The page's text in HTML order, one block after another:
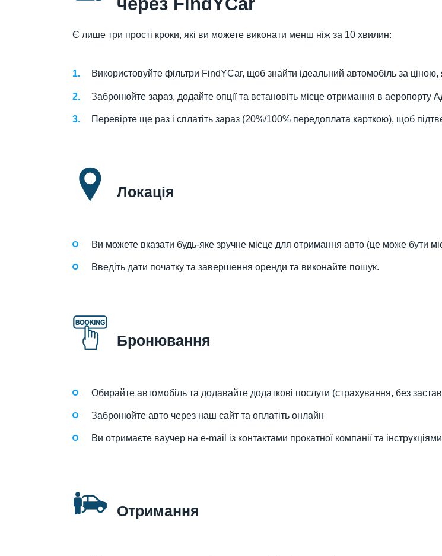
Є лише три прості кроки, які ви можете виконати менш ніж за 10 хвилин:
Використовуйте фільтри FindYCar, щоб знайти ідеальний автомобіль за ціною,
Забронюйте зараз, додайте опції та встановіть місце отримання в
Перевірте ще раз і сплатіть зараз (20%/100% передоплата карткою), щоб
Локація
Ви можете вказати будь-яке зручне місце для отримання авто (це може бути
Введіть дати початку та завершення оренди та виконайте пошук.
Бронювання
Обирайте автомобіль та додавайте додаткові послуги (страхування, без
Забронюйте авто через наш сайт та оплатіть онлайн
Ви отримаєте ваучер на e-mail із контактами прокатної компанії та
Отримання